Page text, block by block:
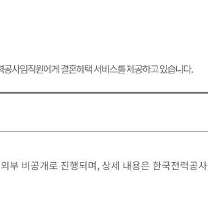
공사임직원에게 결혼혜택 서비스를 제공하고 있습니다.
부 비공개로 진행되며, 상세 내용은 한국전력공사